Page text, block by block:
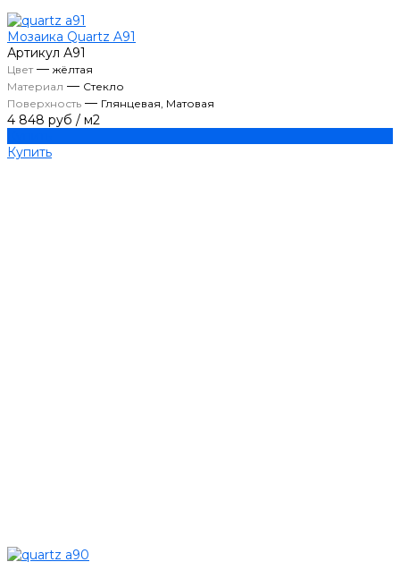
Мозаика Quartz A91
Артикул А91
Цвет— жёлтая
Материал — Стекло
Поверхность — Глянцевая, Матовая
4 848 руб / м2
Купить